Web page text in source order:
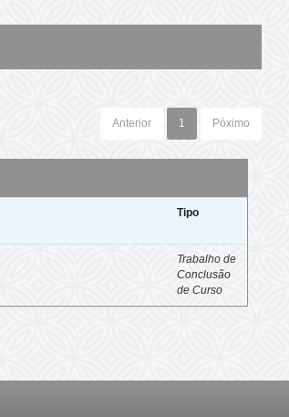
Anterior 1 Póximo
Tipo
Trabalho de
Conclusão
de Curso